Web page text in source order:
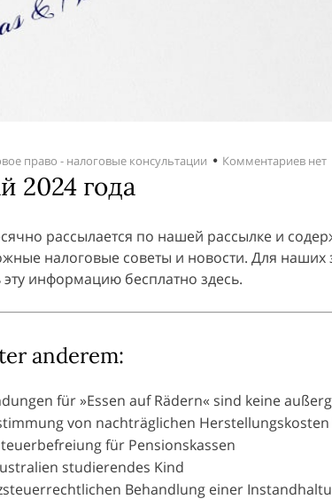
право - налоговые консультации Комментариев нет
2024 года
рассылается по нашей рассылке и
налоговые советы и новости. Для наших
информацию бесплатно здесь.
anderem:
für »Essen auf Rädern« sind keine
von nachträglichen
für Pensionskassen
studierendes Kind
Behandlung einer